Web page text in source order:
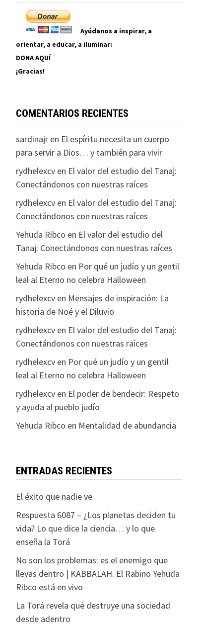
Ayúdanos a inspirar, a
orientar, a educar, a iluminar:
DONA AQUÍ
¡Gracias!
COMENTARIOS RECIENTES
sardinajren El espíritu necesita un cuerpo
para servir a Dios… y también para vivir
rydhelexcven El valor del estudio del Tanaj:
Conectándonos con nuestras raíces
rydhelexcven El valor del estudio del Tanaj:
Conectándonos con nuestras raíces
Yehuda Ribco en El valor del estudio del
Tanaj: Conectándonos con nuestras raíces
Yehuda Ribco en Por qué un judío y un gentil
leal al Eterno no celebra Halloween
rydhelexcven Mensajes de inspiración: La
historia de Noé y el Diluvio
rydhelexcven El valor del estudio del Tanaj:
Conectándonos con nuestras raíces
rydhelexcven Por qué un judío y un gentil
leal al Eterno no celebra Halloween
rydhelexcven El poder de bendecir: Respeto
y ayuda al pueblo judío
Yehuda Ribco en Mentalidad de abundancia
ENTRADAS RECIENTES
El éxito que nadie ve
Respuesta 6087 – ¿Los planetas deciden tu
vida? Lo que dice la ciencia… y lo que
enseña la Torá
No son los problemas: es el enemigo que
llevas dentro | KABBALAH. El Rabino Yehuda
Ribco está en vivo
La Torá revela qué destruye una sociedad
desde adentro